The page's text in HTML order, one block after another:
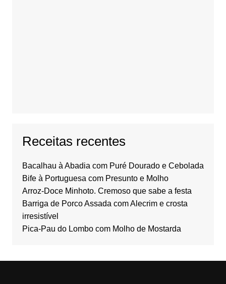
Receitas recentes
Bacalhau à Abadia com Puré Dourado e Cebolada
Bife à Portuguesa com Presunto e Molho
Arroz-Doce Minhoto. Cremoso que sabe a festa
Barriga de Porco Assada com Alecrim e crosta
irresistível
Pica-Pau do Lombo com Molho de Mostarda